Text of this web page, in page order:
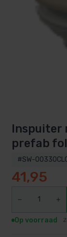
Inspuiter
prefab
#SW-
41,95
Op voorraad